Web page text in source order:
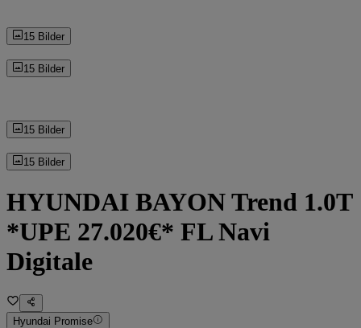
15 Bilder
15 Bilder
15 Bilder
15 Bilder
HYUNDAI BAYON Trend 1.0T
*UPE 27.020€* FL Navi
Digitale
Hyundai Promise